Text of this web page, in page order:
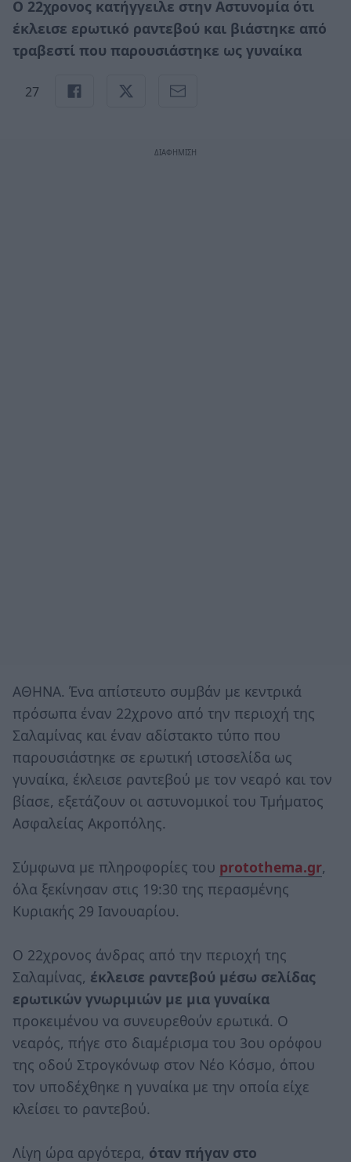
Ο 22χρονος κατήγγειλε στην Αστυνομία ότι
έκλεισε ερωτικό ραντεβού και βιάστηκε από
τραβεστί που παρουσιάστηκε ως γυναίκα
27
ΑΘΗΝΑ. Ένα απίστευτο συμβάν με κεντρικά
πρόσωπα έναν 22χρονο από την περιοχή της
Σαλαμίνας και έναν αδίστακτο τύπο που
παρουσιάστηκε σε ερωτική ιστοσελίδα ως
γυναίκα, έκλεισε ραντεβού με τον νεαρό και τον
βίασε, εξετάζουν οι αστυνομικοί του Τμήματος
Ασφαλείας Ακροπόλης.
Σύμφωνα με πληροφορίες του protothema.gr,
όλα ξεκίνησαν στις 19:30 της περασμένης
Κυριακής 29 Ιανουαρίου.
Ο 22χρονος άνδρας από την περιοχή της
Σαλαμίνας, έκλεισε ραντεβού μέσω σελίδας
ερωτικών γνωριμιών με μια γυναίκα
προκειμένου να συνευρεθούν ερωτικά. Ο
νεαρός, πήγε στο διαμέρισμα του 3ου ορόφου
της οδού Στρογκόνωφ στον Νέο Κόσμο, όπου
τον υποδέχθηκε η γυναίκα με την οποία είχε
κλείσει το ραντεβού.
Λίγη ώρα αργότερα, όταν πήγαν στο